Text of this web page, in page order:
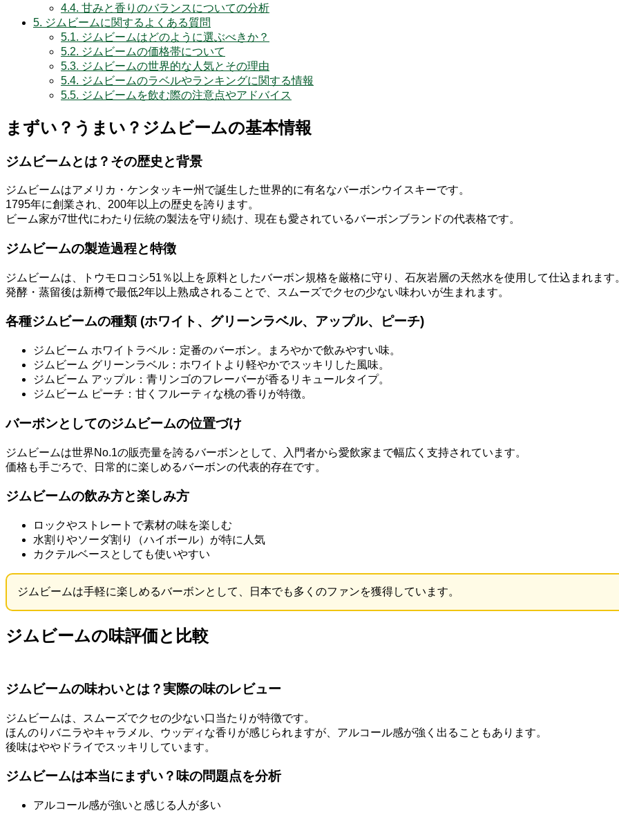
4.4. 甘みと香りのバランスについての分析
5. ジムビームに関するよくある質問
5.1. ジムビームはどのように選ぶべきか？
5.2. ジムビームの価格帯について
5.3. ジムビームの世界的な人気とその理由
5.4. ジムビームのラベルやランキングに関する情報
5.5. ジムビームを飲む際の注意点やアドバイス
まずい？うまい？ジムビームの基本情報
ジムビームとは？その歴史と背景
ジムビームはアメリカ・ケンタッキー州で誕生した世界的に有名なバーボンウイスキーです。
1795年に創業され、200年以上の歴史を誇ります。
ビーム家が7世代にわたり伝統の製法を守り続け、現在も愛されているバーボンブランドの代表格です。
ジムビームの製造過程と特徴
ジムビームは、トウモロコシ51％以上を原料としたバーボン規格を厳格に守り、石灰岩層の天然水を使用して仕込まれます
発酵・蒸留後は新樽で最低2年以上熟成されることで、スムーズでクセの少ない味わいが生まれます。
各種ジムビームの種類 (ホワイト、グリーンラベル、アップル、ピーチ)
ジムビーム ホワイトラベル：定番のバーボン。まろやかで飲みやすい味。
ジムビーム グリーンラベル：ホワイトより軽やかでスッキリした風味。
ジムビーム アップル：青リンゴのフレーバーが香るリキュールタイプ。
ジムビーム ピーチ：甘くフルーティな桃の香りが特徴。
バーボンとしてのジムビームの位置づけ
ジムビームは世界No.1の販売量を誇るバーボンとして、入門者から愛飲家まで幅広く支持されています。
価格も手ごろで、日常的に楽しめるバーボンの代表的存在です。
ジムビームの飲み方と楽しみ方
ロックやストレートで素材の味を楽しむ
水割りやソーダ割り（ハイボール）が特に人気
カクテルベースとしても使いやすい
ジムビームは手軽に楽しめるバーボンとして、日本でも多くのファンを獲得しています。
ジムビームの味評価と比較
ジムビームの味わいとは？実際の味のレビュー
ジムビームは、スムーズでクセの少ない口当たりが特徴です。
ほんのりバニラやキャラメル、ウッディな香りが感じられますが、アルコール感が強く出ることもあります。
後味はややドライでスッキリしています。
ジムビームは本当にまずい？味の問題点を分析
アルコール感が強いと感じる人が多い